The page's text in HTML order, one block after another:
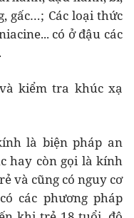
gấc…; Các loại thức
có ở đậu các
kiểm tra khúc xạ
là biện pháp an
hay còn gọi là kính
và cũng có nguy cơ
các phương pháp